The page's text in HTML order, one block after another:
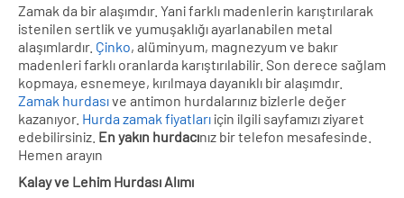
Zamak da bir alaşımdır. Yani farklı madenlerin karıştırılarak
istenilen sertlik ve yumuşaklığı ayarlanabilen metal
alaşımlardır. Çinko, alüminyum, magnezyum ve bakır
madenleri farklı oranlarda karıştırılabilir. Son derece sağlam
kopmaya, esnemeye, kırılmaya dayanıklı bir alaşımdır.
Zamak hurdasıve antimon hurdalarınız bizlerle değer
kazanıyor. Hurda zamak fiyatları için ilgili sayfamızı ziyaret
edebilirsiniz. En yakın hurdacınız bir telefon mesafesinde.
Hemen arayın
Kalay ve Lehim Hurdası Alımı